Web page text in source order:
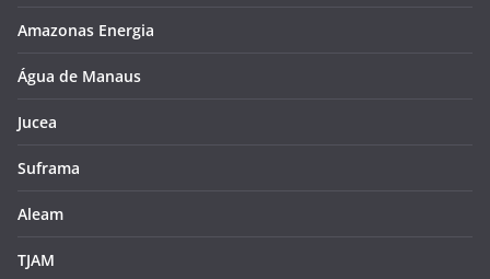
Amazonas Energia
Água de Manaus
Jucea
Suframa
Aleam
TJAM